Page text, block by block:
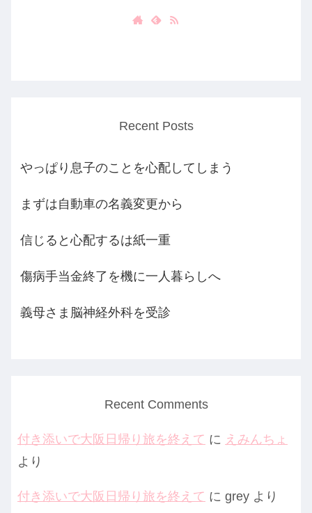
Recent Posts
やっぱり息子のことを心配してしまう
まずは自動車の名義変更から
信じると心配するは紙一重
傷病手当金終了を機に一人暮らしへ
義母さま脳神経外科を受診
Recent Comments
付き添いで大阪日帰り旅を終えて に えみんちょ
より
付き添いで大阪日帰り旅を終えて に grey より